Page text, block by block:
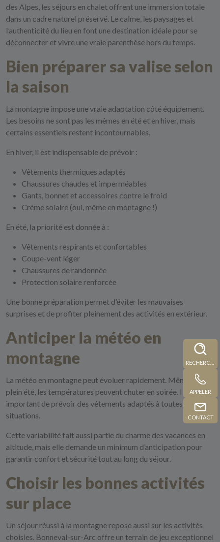
APPELER
CONTACT
des Alpes, les séjours en chalet offrent une immersion totale
dans un cadre naturel préservé. Le calme, les paysages et
l’authenticité du lieu en font une destination idéale pour se
déconnecter et vivre une vraie parenthèse hors du temps.
Bien préparer sa valise selon
la saison
La montagne impose une vraie adaptation côté équipement.
Les besoins ne sont pas les mêmes en été et en hiver, mais
certains essentiels restent incontournables.
En hiver, il est indispensable de prévoir :
Vêtements thermiques adaptés
Chaussures chaudes et imperméables
Gants, bonnet et accessoires contre le froid
Crème solaire (oui, même en montagne !)
En été, la priorité est donnée à :
Vêtements respirants et confortables
Coupe-vent léger
Chaussures de randonnée
Protection solaire renforcée
Une bonne préparation permet d’éviter les mauvaises
surprises et de profiter pleinement des activités en extérieur.
Anticiper la météo en
montagne
La météo en montagne peut évoluer rapidement. Même en
plein été, les températures peuvent chuter en soirée. Il est donc
important de prévoir des vêtements adaptés à toutes les
situations.
Cette variabilité fait aussi partie du charme des vacances en
altitude, mais elle demande un minimum d’anticipation pour
garantir confort et sécurité tout au long du séjour.
Choisir les bonnes activités
sur place
Un séjour réussi à la montagne repose aussi sur les activités
choisies. Bonneval-sur-Arc offre un terrain de jeu exceptionnel